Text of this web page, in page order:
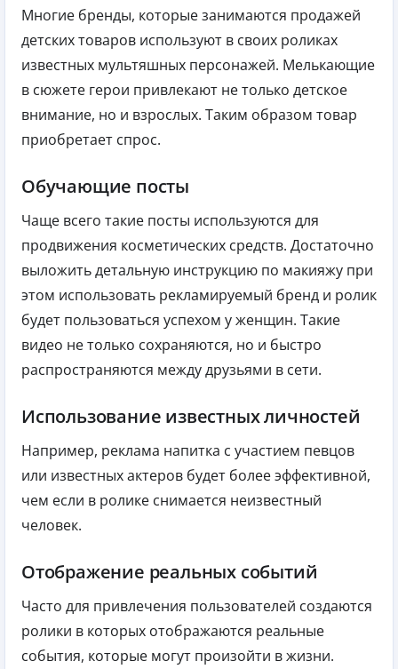
Многие бренды, которые занимаются продажей
детских товаров используют в своих роликах
известных мультяшных персонажей. Мелькающие
в сюжете герои привлекают не только детское
внимание, но и взрослых. Таким образом товар
приобретает спрос.
Обучающие посты
Чаще всего такие посты используются для
продвижения косметических средств. Достаточно
выложить детальную инструкцию по макияжу при
этом использовать рекламируемый бренд и ролик
будет пользоваться успехом у женщин. Такие
видео не только сохраняются, но и быстро
распространяются между друзьями в сети.
Использование известных личностей
Например, реклама напитка с участием певцов
или известных актеров будет более эффективной,
чем если в ролике снимается неизвестный
человек.
Отображение реальных событий
Часто для привлечения пользователей создаются
ролики в которых отображаются реальные
события, которые могут произойти в жизни.